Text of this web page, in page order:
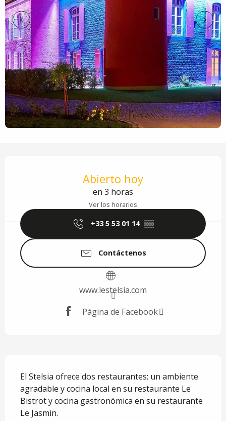
Abierto hoy
en 3 horas
Ver los horarios
+33 5 53 01 14 ▒▒
Contáctenos
www.lestelsia.com
Página de Facebook
El Stelsia ofrece dos restaurantes; un ambiente
agradable y cocina local en su restaurante Le
Bistrot y cocina gastronómica en su restaurante
Le Jasmin.